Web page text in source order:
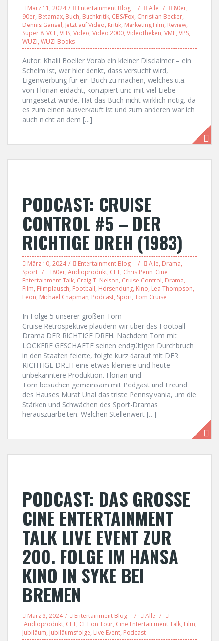
März 11, 2024 Entertainment Blog Alle 80er,
90er, Betamax, Buch, Buchkritik, CBS/Fox, Christian Becker,
Dennis Gansel, Jetzt auf Video, Kritik, Marketing Film, Review,
Super 8, VCL, VHS, Video, Video 2000, Videotheken, VMP, VPS,
WUZI, WUZI Books
Autor: Khalil Boeller Vorab ein kleiner Disclaimer – ein
Schelm ist, wer hier denkt, dass versucht wird,
Eigenwerbung für ein Buch zu machen, welches u.a.
von Florian erdacht, konzipiert und mit viel Liebe
umgesetzt wurde. Hat das Buch nicht wirklich nötig, da
es zum einen ausverkauft ist und zum anderen war ich
auch nicht an dem […]
PODCAST: CRUISE
CONTROL #5 – DER
RICHTIGE DREH (1983)
März 10, 2024 Entertainment Blog Alle, Drama,
Sport
80er, Audioprodukt, CET, Chris Penn, Cine
Entertainment Talk, Craig T. Nelson, Cruise Control, Drama,
Film, Filmplausch, Football, Hörsendung, Kino, Lea Thompson,
Leon, Michael Chapman, Podcast, Sport, Tom Cruise
In Folge 5 unserer großen Tom
Cruise Retrospektive plaudern wir über das Football-
Drama DER RICHTIGE DREH. Nachdem Tom mit
LOCKERE GESCHÄFTE seinen endgültigen Durchbruch
in den Staaten feierte, folgte kurz darauf mit DER
RICHTIGE DREH eine etwas kleinere und heute
unbekanntere Produktion. Florian und
Tom besuchen gemeinsam mit Podgast und Freund
des Hauses Murat Ünal das triste Pennsylvania, um die
Stärken und Schwächen des Sport-Dramas
herauszuarbeiten. Welchen Stellenwert […]
PODCAST: DAS GROSSE
CINE ENTERTAINMENT
TALK LIVE EVENT ZUR
200. FOLGE IM HANSA
KINO IN SYKE BEI
BREMEN
März 3, 2024 Entertainment Blog
Alle
Audioprodukt, CET, CET on Tour, Cine Entertainment Talk, Film,
Jubiläum, Jubiläumsfolge, Live Event, Podcast